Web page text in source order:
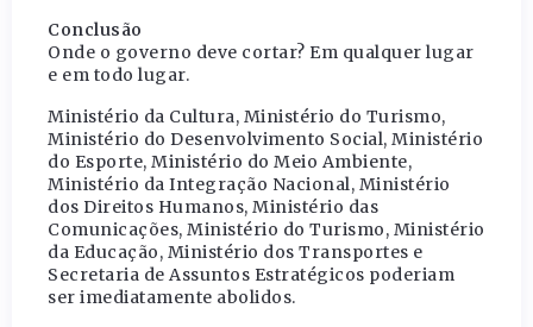
Conclusão
Onde o governo deve cortar? Em qualquer lugar
e em todo lugar.
Ministério da Cultura, Ministério do Turismo,
Ministério do Desenvolvimento Social, Ministério
do Esporte, Ministério do Meio Ambiente,
Ministério da Integração Nacional, Ministério
dos Direitos Humanos, Ministério das
Comunicações, Ministério do Turismo, Ministério
da Educação, Ministério dos Transportes e
Secretaria de Assuntos Estratégicos poderiam
ser imediatamente abolidos.